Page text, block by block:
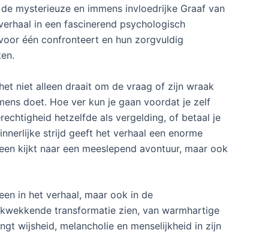
mysterieuze en immens invloedrijke Graaf van
in een fascinerend psychologisch
één confronteert en hun zorgvuldig
niet alleen draait om de vraag of zijn wraak
doet. Hoe ver kun je gaan voordat je zelf
hetzelfde als vergelding, of betaal je
strijd geeft het verhaal een enorme
kijkt naar een meeslepend avontuur, maar ook
in het verhaal, maar ook in de
transformatie zien, van warmhartige
wijsheid, melancholie en menselijkheid in zijn